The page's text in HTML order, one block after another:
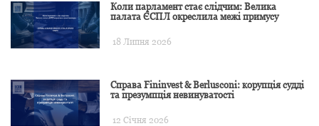
Коли парламент стає слідчим: Велика
палата ЄСПЛ окреслила межі примусу
18 Липня 2026
Справа Fininvest & Berlusconi: корупція судді
та презумпція невинуватості
12 Січня 2026